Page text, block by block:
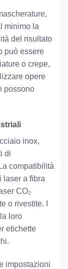
minimo la
del risultato
può essere
o crepe,
opere
possono
inox,
di
compatibilità
laser a fibra
CO₂
o rivestite. I
loro
etichette
impostazioni